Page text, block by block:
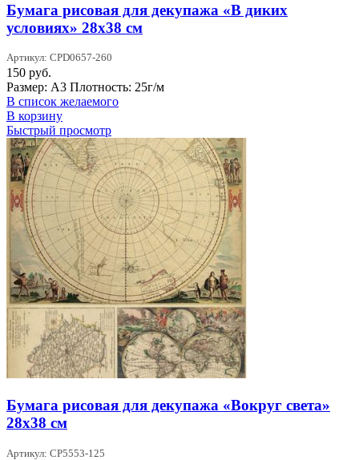
Бумага рисовая для декупажа «В диких
условиях» 28х38 см
Артикул: CPD0657-260
150 руб.
Размер: А3 Плотность: 25г/м
В список желаемого
В корзину
Быстрый просмотр
Бумага рисовая для декупажа «Вокруг света»
28х38 см
Артикул: CP5553-125